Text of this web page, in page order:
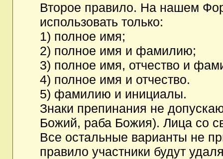
Второе правило. На нашем
использовать только:
1) полное имя;
2) полное имя и фамилию;
3) полное имя, отчество и
4) полное имя и отчество.
5) фамилию и инициалы.
Знаки препинания не
Божий, раба Божия). Лица со
Все остальные варианты не
правило участники будут